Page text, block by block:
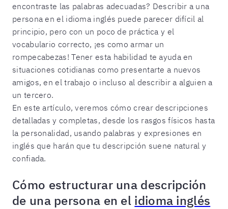
encontraste las palabras adecuadas? Describir a una
persona en el idioma inglés puede parecer difícil al
principio, pero con un poco de práctica y el
vocabulario correcto, ¡es como armar un
rompecabezas! Tener esta habilidad te ayuda en
situaciones cotidianas como presentarte a nuevos
amigos, en el trabajo o incluso al describir a alguien a
un tercero.
En este artículo, veremos cómo crear descripciones
detalladas y completas, desde los rasgos físicos hasta
la personalidad, usando palabras y expresiones en
inglés que harán que tu descripción suene natural y
confiada.
Cómo estructurar una descripción
de una persona en el idioma inglés